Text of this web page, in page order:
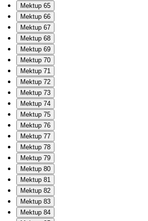
Mektup 65
Mektup 66
Mektup 67
Mektup 68
Mektup 69
Mektup 70
Mektup 71
Mektup 72
Mektup 73
Mektup 74
Mektup 75
Mektup 76
Mektup 77
Mektup 78
Mektup 79
Mektup 80
Mektup 81
Mektup 82
Mektup 83
Mektup 84